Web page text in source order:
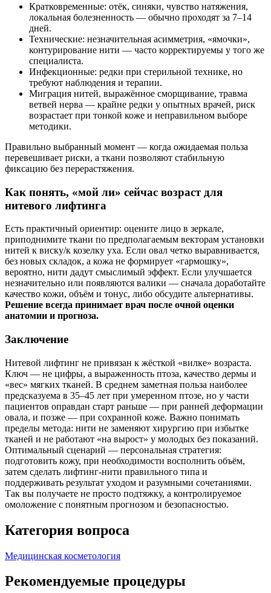
Кратковременные: отёк, синяки, чувство натяжения,
локальная болезненность — обычно проходят за 7–14
дней.
Технические: незначительная асимметрия, «ямочки»,
контурирование нити — часто корректируемы у того же
специалиста.
Инфекционные: редки при стерильной технике, но
требуют наблюдения и терапии.
Миграция нитей, выражённое сморщивание, травма
ветвей нерва — крайне редки у опытных врачей, риск
возрастает при тонкой коже и неправильном выборе
методики.
Правильно выбранный момент — когда ожидаемая польза
перевешивает риски, а ткани позволяют стабильную
фиксацию без перерастяжения.
Как понять, «мой ли» сейчас возраст для
нитевого лифтинга
Есть практичный ориентир: оцените лицо в зеркале,
приподнимите ткани по предполагаемым векторам установки
нитей к виску/к козелку уха. Если овал четко выравнивается,
без новых складок, а кожа не формирует «гармошку»,
вероятно, нити дадут смыслимый эффект. Если улучшается
незначительно или появляются валики — сначала доработайте
качество кожи, объём и тонус, либо обсудите альтернативы.
Решение всегда принимает врач после очной оценки
анатомии и прогноза.
Заключение
Нитевой лифтинг не привязан к жёсткой «вилке» возраста.
Ключ — не цифры, а выраженность птоза, качество дермы и
«вес» мягких тканей. В среднем заметная польза наиболее
предсказуема в 35–45 лет при умеренном птозе, но у части
пациентов оправдан старт раньше — при ранней деформации
овала, и позже — при сохранной коже. Важно понимать
пределы метода: нити не заменяют хирургию при избытке
тканей и не работают «на вырост» у молодых без показаний.
Оптимальный сценарий — персональная стратегия:
подготовить кожу, при необходимости восполнить объём,
затем сделать лифтинг‑нити правильного типа и
поддерживать результат уходом и разумными сочетаниями.
Так вы получаете не просто подтяжку, а контролируемое
омоложение с понятным прогнозом и безопасностью.
Категория вопроса
Медицинская косметология
Рекомендуемые процедуры